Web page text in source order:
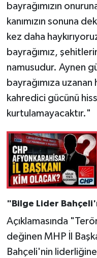
bayrağımızın
kanımızın sonuna
kez daha
bayrağımız,
namusudur. Aynen
bayrağımıza
kahredici gücünü
kurtulamayacaktır."
"Bilge Lider
Açıklamasında
değinen MHP İl
Bahçeli'nin